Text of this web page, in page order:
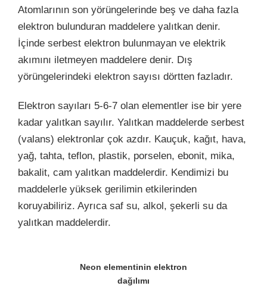
Atomlarının son yörüngelerinde beş ve daha fazla
elektron bulunduran maddelere yalıtkan denir.
İçinde serbest elektron bulunmayan ve elektrik
akımını iletmeyen maddelere denir. Dış
yörüngelerindeki elektron sayısı dörtten fazladır.
Elektron sayıları 5-6-7 olan elementler ise bir yere
kadar yalıtkan sayılır. Yalıtkan maddelerde serbest
(valans) elektronlar çok azdır. Kauçuk, kağıt, hava,
yağ, tahta, teflon, plastik, porselen, ebonit, mika,
bakalit, cam yalıtkan maddelerdir. Kendimizi bu
maddelerle yüksek gerilimin etkilerinden
koruyabiliriz. Ayrıca saf su, alkol, şekerli su da
yalıtkan maddelerdir.
Neon elementinin elektron
dağılımı